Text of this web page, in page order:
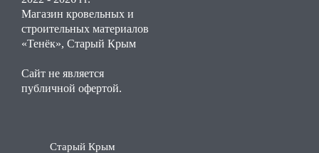
Магазин кровельных и
строительных материалов
«Тенёк», Старый Крым
Сайт не является
публичной офертой.
Старый Крым